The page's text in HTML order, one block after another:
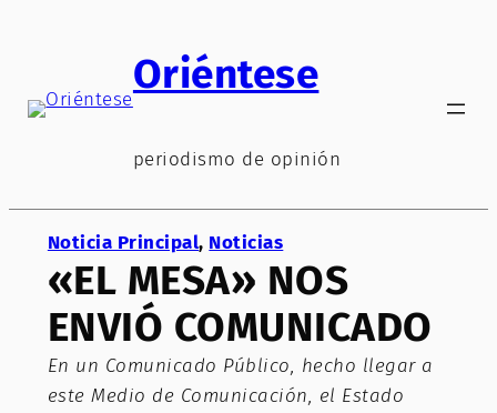
Oriéntese
periodismo de opinión
Noticia Principal, Noticias
«EL MESA» NOS
ENVIÓ COMUNICADO
En un Comunicado Público, hecho llegar a
este Medio de Comunicación, el Estado